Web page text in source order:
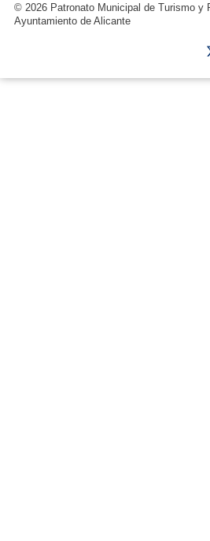
© 2026 Patronato Municipal de Turismo y
Ayuntamiento de Alicante